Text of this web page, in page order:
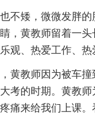
不矮，微微发胖
，黄教师留着一
观、热爱工作、热
黄教师因为被车撞
考的时期。黄教
痛来给我们上课